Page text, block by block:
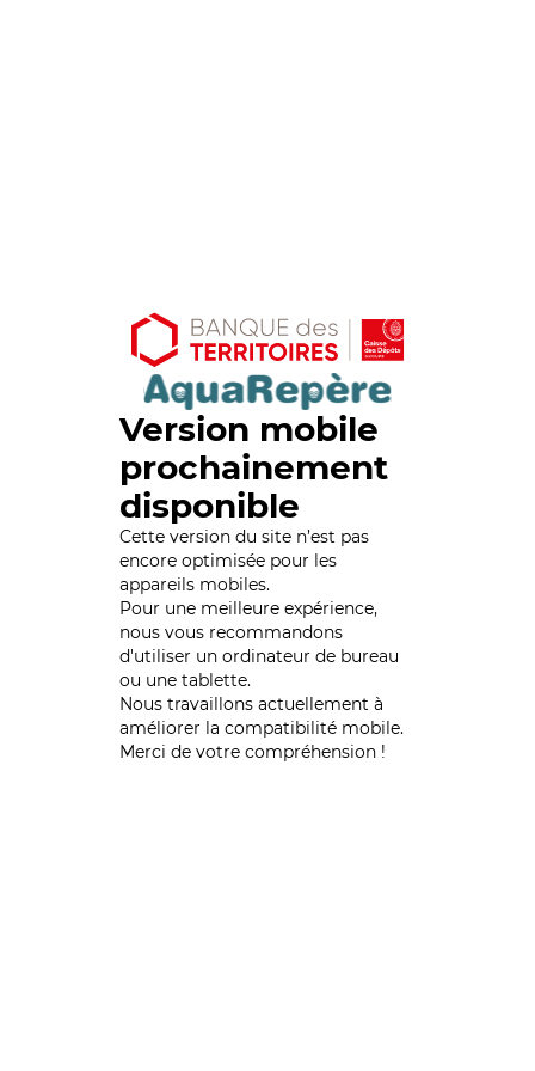
Version mobile
prochainement
disponible
Cette version du site n’est pas
encore optimisée pour les
appareils mobiles.
Pour une meilleure expérience,
nous vous recommandons
d'utiliser un ordinateur de bureau
ou une tablette.
Nous travaillons actuellement à
améliorer la compatibilité mobile.
Merci de votre compréhension !